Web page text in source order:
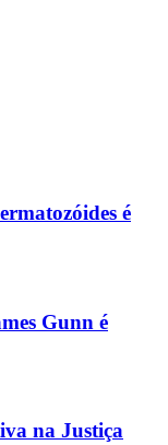
é
Gunn é
na Justiça